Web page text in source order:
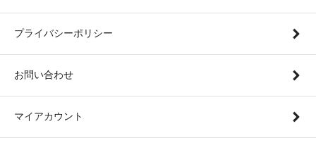
プライバシーポリシー
お問い合わせ
マイアカウント